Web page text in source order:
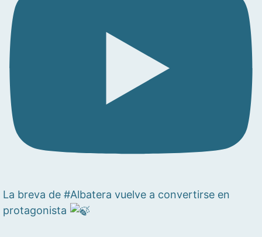
La breva de #Albatera vuelve a convertirse en
protagonista